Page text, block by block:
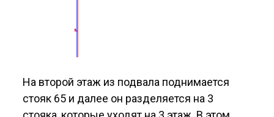
На второй этаж из подвала поднимается
стояк 65 и далее он разделяется на 3